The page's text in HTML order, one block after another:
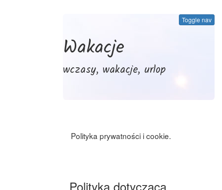
Toggle nav
Wakacje
wczasy, wakacje, urlop
Polityka prywatności i cookie.
Polityka dotycząca